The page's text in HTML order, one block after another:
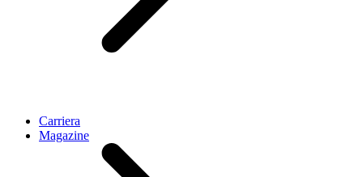
Carriera
Magazine